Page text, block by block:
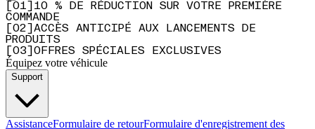
01
10 % DE RÉDUCTION SUR VOTRE PREMIÈRE
COMMANDE
02
ACCÈS ANTICIPÉ AUX LANCEMENTS DE
PRODUITS
03 OFFRES SPÉCIALES EXCLUSIVES
Équipez votre véhicule
Support
AssistanceFormulaire de retourFormulaire d'enregistrement des